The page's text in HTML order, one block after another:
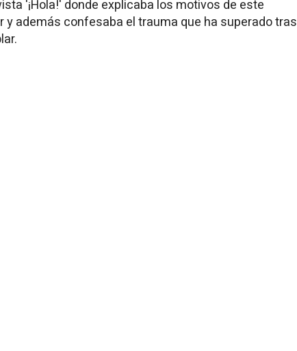
'¡Hola!' donde explicaba los motivos de este
y además confesaba el trauma que ha superado tras